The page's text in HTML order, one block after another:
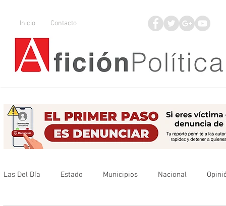
Inicio Contacto
Las Del Día Estado Municipios Nacional